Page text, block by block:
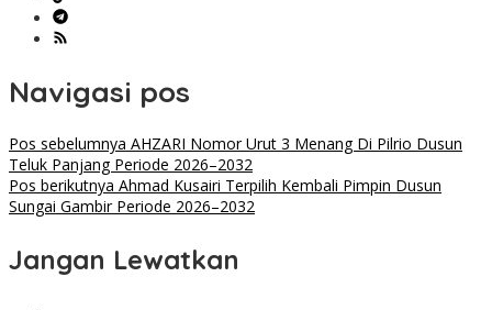
Navigasi pos
Pos sebelumnya AHZARI Nomor Urut 3 Menang Di Pilrio Dusun
Teluk Panjang Periode 2026–2032
Pos berikutnya Ahmad Kusairi Terpilih Kembali Pimpin Dusun
Sungai Gambir Periode 2026–2032
Jangan Lewatkan